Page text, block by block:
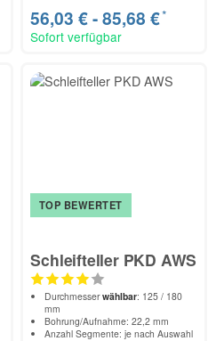
56,03 € -85,68 €*
Sofort verfügbar
TOP BEWERTET
Schleifteller PKD AWS
Durchmesserwählbar: 125 / 180
mm
Bohrung/Aufnahme: 22,2 mm
Anzahl Segmente: je nach Auswahl